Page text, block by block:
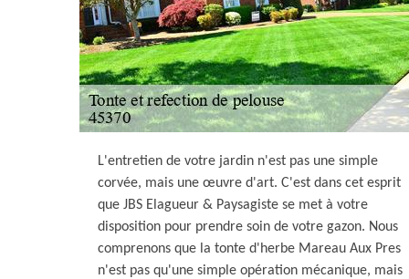
L'entretien de votre jardin n'est pas une simple
corvée, mais une œuvre d'art. C'est dans cet esprit
que JBS Elagueur & Paysagiste se met à votre
disposition pour prendre soin de votre gazon. Nous
comprenons que la tonte d'herbe Mareau Aux Pres
n'est pas qu'une simple opération mécanique, mais